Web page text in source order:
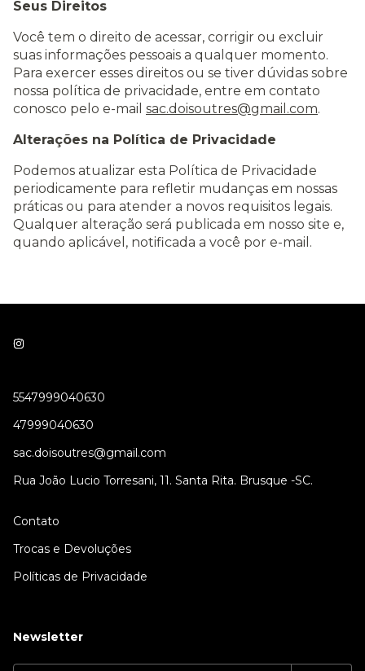
Seus Direitos
Você tem o direito de acessar, corrigir ou excluir
suas informações pessoais a qualquer momento.
Para exercer esses direitos ou se tiver dúvidas sobre
nossa política de privacidade, entre em contato
conosco pelo e-mail sac.doisoutres@gmail.com.
Alterações na Política de Privacidade
Podemos atualizar esta Política de Privacidade
periodicamente para refletir mudanças em nossas
práticas ou para atender a novos requisitos legais.
Qualquer alteração será publicada em nosso site e,
quando aplicável, notificada a você por e-mail.
5547999040630
47999040630
sac.doisoutres@gmail.com
Rua João Lucio Torresani, 11. Santa Rita. Brusque -SC.
Contato
Trocas e Devoluções
Políticas de Privacidade
Newsletter